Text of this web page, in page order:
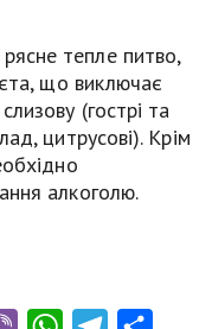
тепле питво,
що виключає
(гострі та
цитрусові). Крім
алкоголю.